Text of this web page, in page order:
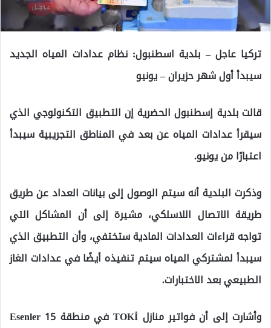
تركيا عاجل – بلدية اسطنبول: نظام عدادات المياه الجديد
سيبدأ أول شهر حزيران – يونيو
قالت بلدية إسطنبول الحضرية إن التطبيق التكنولوجي الذي
سيقرأ عدادات المياه عن بعد في المناطق التجريبية سيبدأ
اعتبارًا من يونيو.
وذكرت البلدية أنه سيتم الوصول إلى بيانات العداد عن طريق
طريقة الاتصال اللاسلكي، مشيرة إلى أن المشاكل التي
تواجه قراءات العدادات المادية ستختفي، وأن التطبيق الذي
سيبدأ لمشتركي المياه سيتم تنفيذه أيضًا في عدادات الغاز
الطبيعي بعد الاختبارات.
وأشارت إلى أن فواتير منازل TOKİ في منطقة Esenler 15